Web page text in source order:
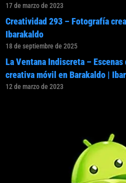
17 de marzo de 2023
Creatividad 293 – Fotografía
Ibarakaldo
18 de septiembre de 2025
La Ventana Indiscreta –
creativa móvil en Barakaldo |
12 de marzo de 2023